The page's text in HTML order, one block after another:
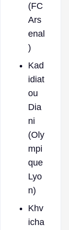
(FC
Ars
enal
)
Kad
idiat
ou
Dia
ni
(Oly
mpi
que
Lyo
n)
Khv
icha